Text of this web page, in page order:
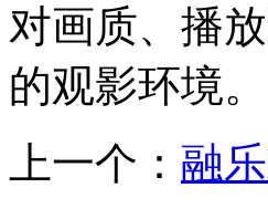
对画质、播
的观影环境。
上一个： 融